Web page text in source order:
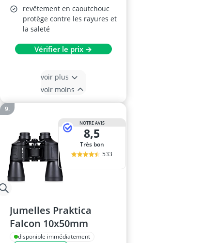
revêtement en caoutchouc
protège contre les rayures et
la saleté
Vérifier le prix →
voir plus
voir moins
NOTRE AVIS
8,5
Très bon
533
Jumelles Praktica
Falcon 10x50mm
disponible immédiatement